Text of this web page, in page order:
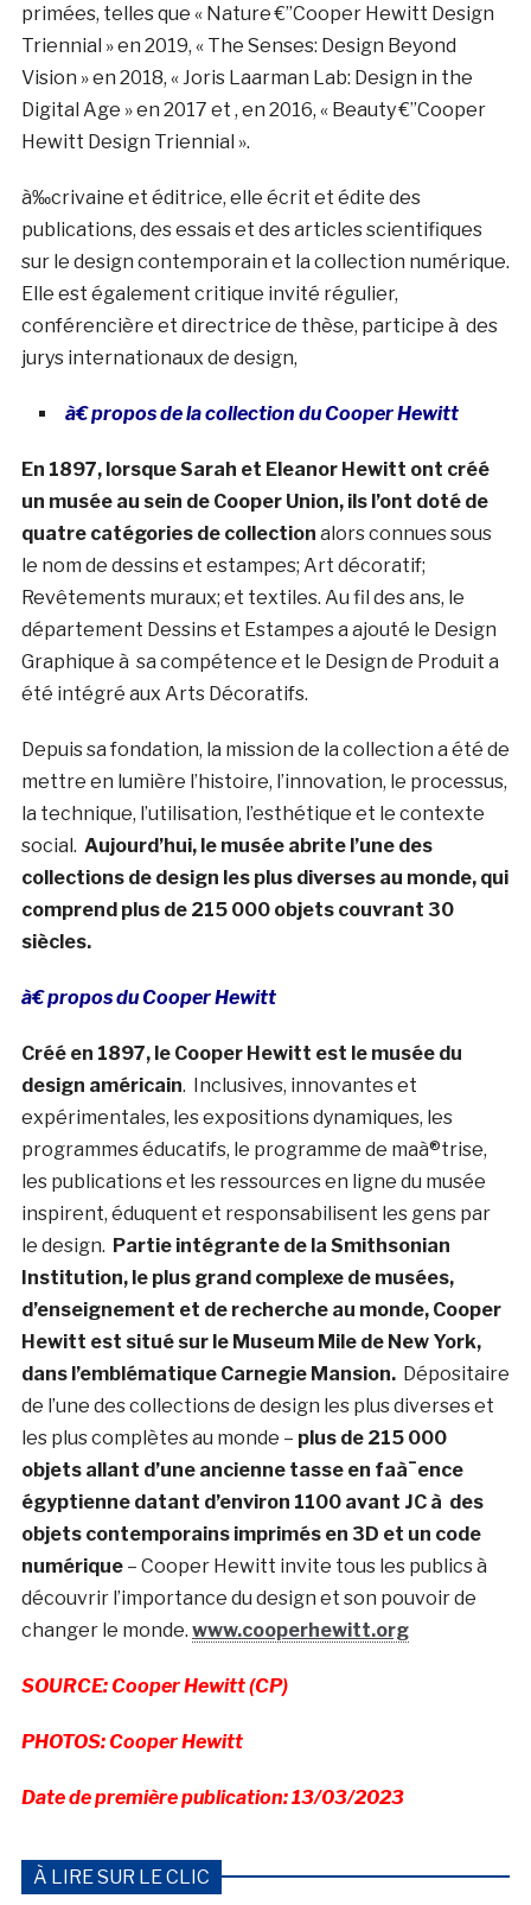
primées, telles que « Nature €”Cooper Hewitt Design
Triennial » en 2019, « The Senses: Design Beyond
Vision » en 2018, « Joris Laarman Lab: Design in the
Digital Age » en 2017 et , en 2016, « Beauty €”Cooper
Hewitt Design Triennial ».
à‰crivaine et éditrice, elle écrit et édite des
publications, des essais et des articles scientifiques
sur le design contemporain et la collection numérique.
Elle est également critique invité régulier,
conférencière et directrice de thèse, participe à des
jurys internationaux de design,
à€ propos de la collection du Cooper Hewitt
En 1897, lorsque Sarah et Eleanor Hewitt ont créé
un musée au sein de Cooper Union, ils l’ont doté de
quatre catégories de collection alors connues sous
le nom de dessins et estampes; Art décoratif;
Revêtements muraux; et textiles. Au fil des ans, le
département Dessins et Estampes a ajouté le Design
Graphique à sa compétence et le Design de Produit a
été intégré aux Arts Décoratifs.
Depuis sa fondation, la mission de la collection a été de
mettre en lumière l’histoire, l’innovation, le processus,
la technique, l’utilisation, l’esthétique et le contexte
social. Aujourd’hui, le musée abrite l’une des
collections de design les plus diverses au monde, qui
comprend plus de 215 000 objets couvrant 30
siècles.
à€ propos du Cooper Hewitt
Créé en 1897, le Cooper Hewitt est le musée du
design américain. Inclusives, innovantes et
expérimentales, les expositions dynamiques, les
programmes éducatifs, le programme de maà®trise,
les publications et les ressources en ligne du musée
inspirent, éduquent et responsabilisent les gens par
le design. Partie intégrante de la Smithsonian
Institution, le plus grand complexe de musées,
d’enseignement et de recherche au monde, Cooper
Hewitt est situé sur le Museum Mile de New York,
dans l’emblématique Carnegie Mansion. Dépositaire
de l’une des collections de design les plus diverses et
les plus complètes au monde – plus de 215 000
objets allant d’une ancienne tasse en faà¯ence
égyptienne datant d’environ 1100 avant JC à des
objets contemporains imprimés en 3D et un code
numérique– Cooper Hewitt invite tous les publics à
découvrir l’importance du design et son pouvoir de
changer le monde. www.cooperhewitt.org
SOURCE: Cooper Hewitt (CP)
PHOTOS: Cooper Hewitt
Date de première publication: 13/03/2023
À LIRE SUR LE CLIC